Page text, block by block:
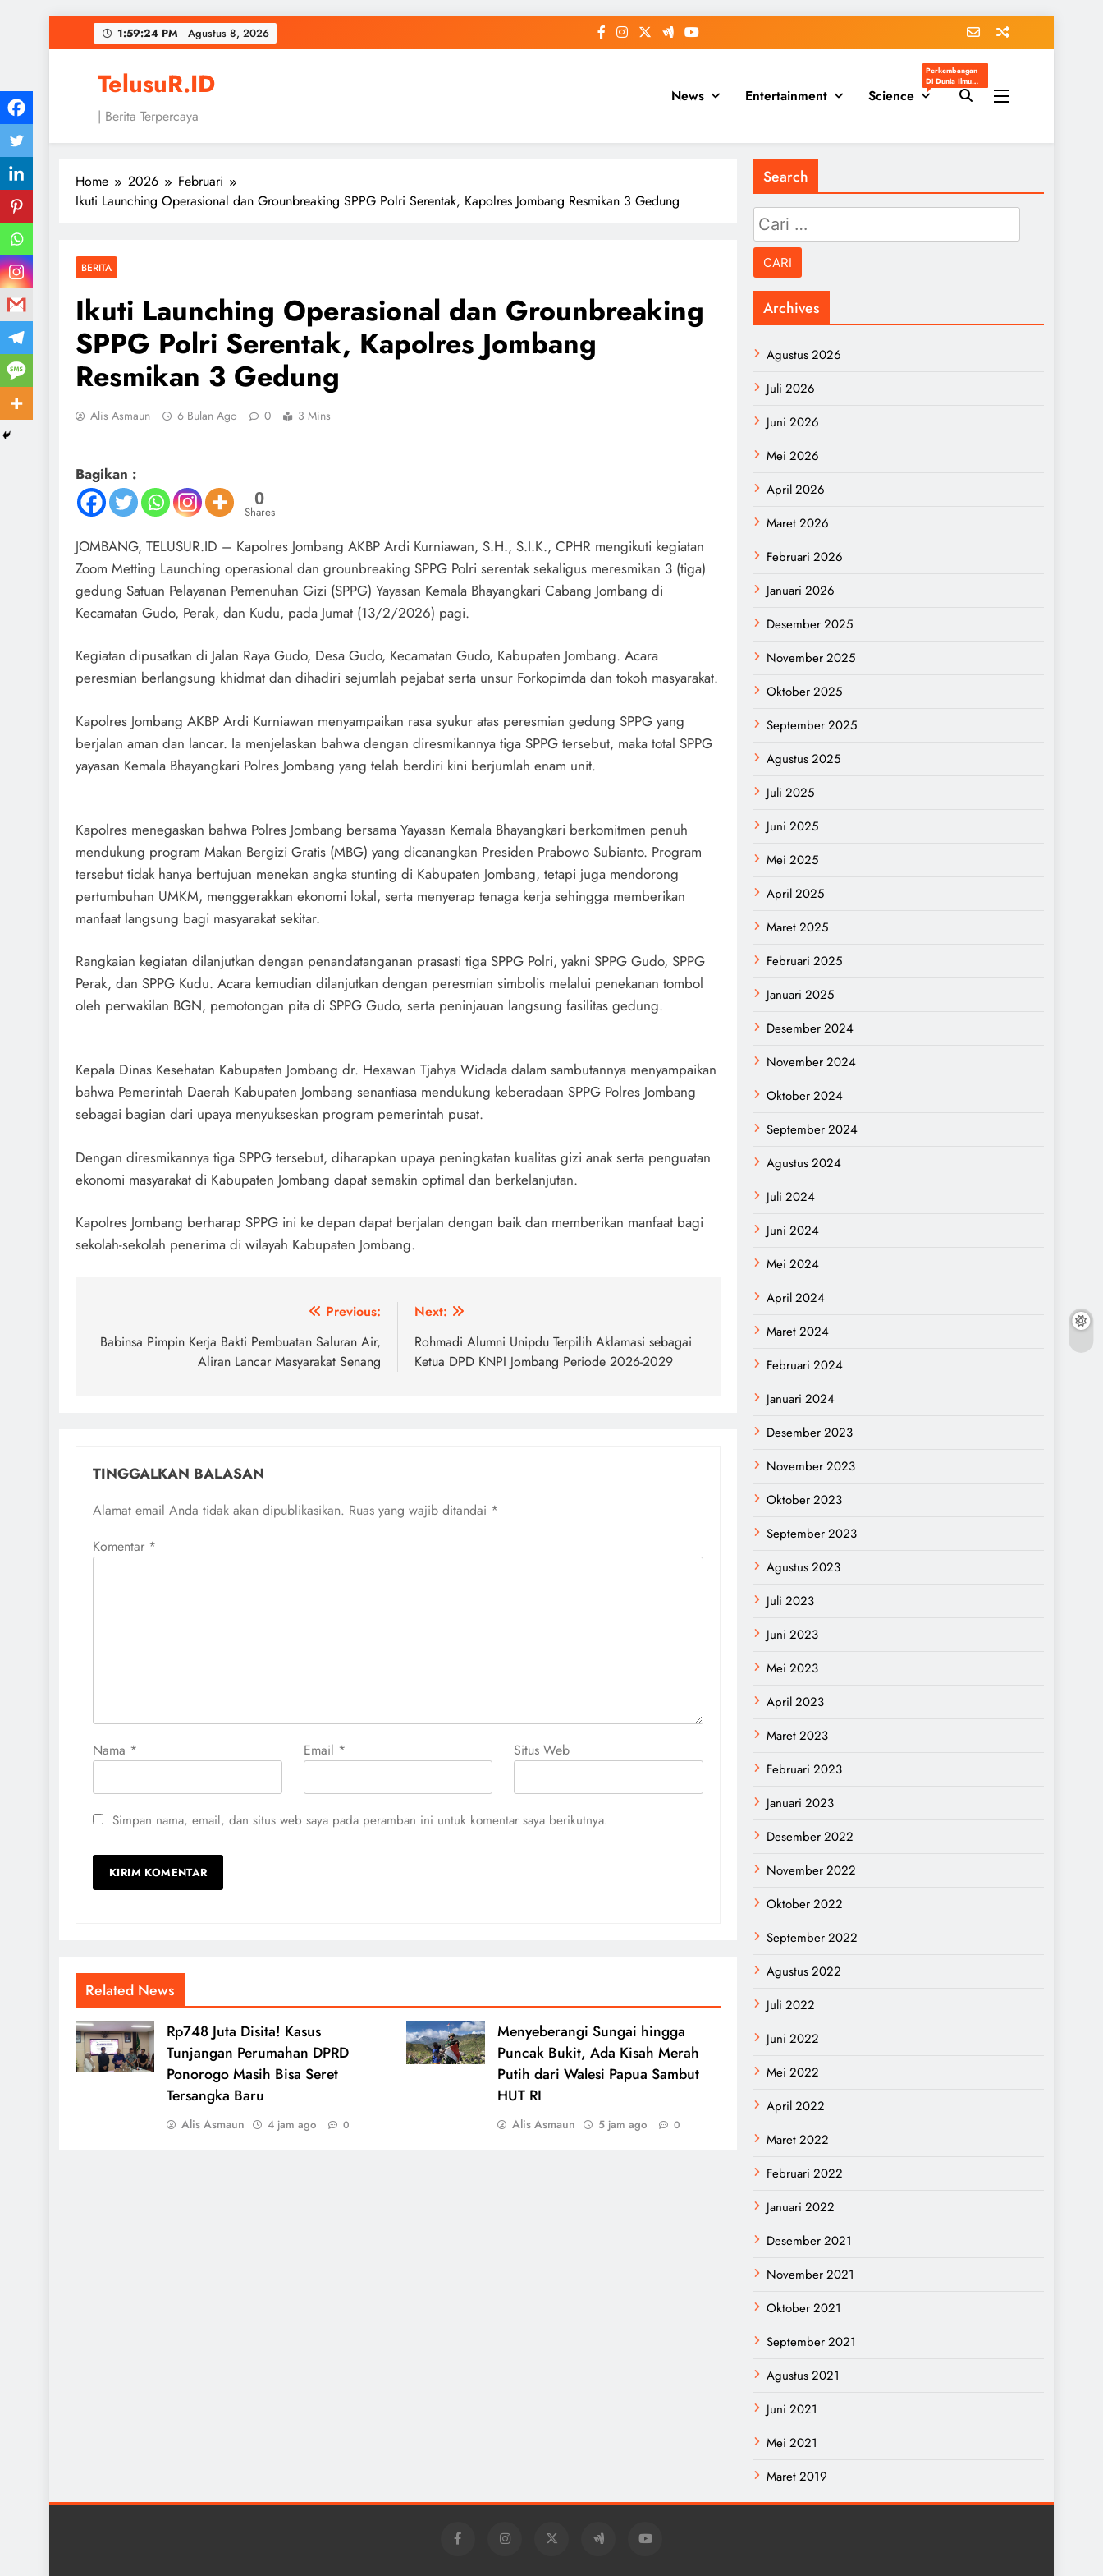
to
1:59:24 PM Agustus 8, 2026
TelusuR.ID
| Berita Terpercaya
News Entertainment Science
Perkembangan
Di Dunia Ilmu
Pengetahuan
Populer
Home 2026
Februari
Ikuti Launching Operasional dan Grounbreaking SPPG Polri Serentak, Kapolres Jombang Resmikan 3 Gedung
BERITA
Ikuti Launching Operasional dan Grounbreaking
SPPG Polri Serentak, Kapolres Jombang
Resmikan 3 Gedung
Alis Asmaun 6 Bulan Ago 0 3 Mins
Bagikan :
0
Shares
JOMBANG, TELUSUR.ID – Kapolres Jombang AKBP Ardi Kurniawan, S.H., S.I.K., CPHR mengikuti kegiatan
Zoom Metting Launching operasional dan grounbreaking SPPG Polri serentak sekaligus meresmikan 3 (tiga)
gedung Satuan Pelayanan Pemenuhan Gizi (SPPG) Yayasan Kemala Bhayangkari Cabang Jombang di
Kecamatan Gudo, Perak, dan Kudu, pada Jumat (13/2/2026) pagi.
Kegiatan dipusatkan di Jalan Raya Gudo, Desa Gudo, Kecamatan Gudo, Kabupaten Jombang. Acara
peresmian berlangsung khidmat dan dihadiri sejumlah pejabat serta unsur Forkopimda dan tokoh masyarakat.
Kapolres Jombang AKBP Ardi Kurniawan menyampaikan rasa syukur atas peresmian gedung SPPG yang
berjalan aman dan lancar. Ia menjelaskan bahwa dengan diresmikannya tiga SPPG tersebut, maka total SPPG
yayasan Kemala Bhayangkari Polres Jombang yang telah berdiri kini berjumlah enam unit.
Kapolres menegaskan bahwa Polres Jombang bersama Yayasan Kemala Bhayangkari berkomitmen penuh
mendukung program Makan Bergizi Gratis (MBG) yang dicanangkan Presiden Prabowo Subianto. Program
tersebut tidak hanya bertujuan menekan angka stunting di Kabupaten Jombang, tetapi juga mendorong
pertumbuhan UMKM, menggerakkan ekonomi lokal, serta menyerap tenaga kerja sehingga memberikan
manfaat langsung bagi masyarakat sekitar.
Rangkaian kegiatan dilanjutkan dengan penandatanganan prasasti tiga SPPG Polri, yakni SPPG Gudo, SPPG
Perak, dan SPPG Kudu. Acara kemudian dilanjutkan dengan peresmian simbolis melalui penekanan tombol
oleh perwakilan BGN, pemotongan pita di SPPG Gudo, serta peninjauan langsung fasilitas gedung.
Kepala Dinas Kesehatan Kabupaten Jombang dr. Hexawan Tjahya Widada dalam sambutannya menyampaikan
bahwa Pemerintah Daerah Kabupaten Jombang senantiasa mendukung keberadaan SPPG Polres Jombang
sebagai bagian dari upaya menyukseskan program pemerintah pusat.
Dengan diresmikannya tiga SPPG tersebut, diharapkan upaya peningkatan kualitas gizi anak serta penguatan
ekonomi masyarakat di Kabupaten Jombang dapat semakin optimal dan berkelanjutan.
Kapolres Jombang berharap SPPG ini ke depan dapat berjalan dengan baik dan memberikan manfaat bagi
sekolah-sekolah penerima di wilayah Kabupaten Jombang.
pos
Previous:
Babinsa Pimpin Kerja Bakti Pembuatan Saluran Air,
Aliran Lancar Masyarakat Senang
Next:
Rohmadi Alumni Unipdu Terpilih Aklamasi sebagai
Ketua DPD KNPI Jombang Periode 2026-2029
TINGGALKAN BALASAN
Alamat email Anda tidak akan dipublikasikan. Ruas yang wajib ditandai *
Komentar *
Nama * Email * Situs Web
Simpan nama, email, dan situs web saya pada peramban ini untuk komentar saya berikutnya.
Related News
Rp748 Juta Disita! Kasus
Tunjangan Perumahan DPRD
Ponorogo Masih Bisa Seret
Tersangka Baru
Alis Asmaun 4 jam ago 0
Menyeberangi Sungai hingga
Puncak Bukit, Ada Kisah Merah
Putih dari Walesi Papua Sambut
HUT RI
Alis Asmaun 5 jam ago 0
Search
Cari
untuk:
Archives
Agustus 2026
Juli 2026
Juni 2026
Mei 2026
April 2026
Maret 2026
Februari 2026
Januari 2026
Desember 2025
November 2025
Oktober 2025
September 2025
Agustus 2025
Juli 2025
Juni 2025
Mei 2025
April 2025
Maret 2025
Februari 2025
Januari 2025
Desember 2024
November 2024
Oktober 2024
September 2024
Agustus 2024
Juli 2024
Juni 2024
Mei 2024
April 2024
Maret 2024
Februari 2024
Januari 2024
Desember 2023
November 2023
Oktober 2023
September 2023
Agustus 2023
Juli 2023
Juni 2023
Mei 2023
April 2023
Maret 2023
Februari 2023
Januari 2023
Desember 2022
November 2022
Oktober 2022
September 2022
Agustus 2022
Juli 2022
Juni 2022
Mei 2022
April 2022
Maret 2022
Februari 2022
Januari 2022
Desember 2021
November 2021
Oktober 2021
September 2021
Agustus 2021
Juni 2021
Mei 2021
Maret 2019